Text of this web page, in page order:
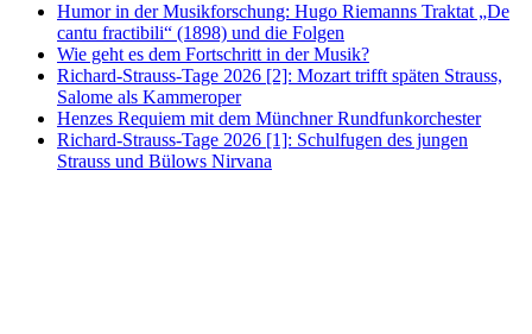
Humor in der Musikforschung: Hugo Riemanns Traktat „De
cantu fractibili“ (1898) und die Folgen
Wie geht es dem Fortschritt in der Musik?
Richard-Strauss-Tage 2026 [2]: Mozart trifft späten Strauss,
Salome als Kammeroper
Henzes Requiem mit dem Münchner Rundfunkorchester
Richard-Strauss-Tage 2026 [1]: Schulfugen des jungen
Strauss und Bülows Nirvana